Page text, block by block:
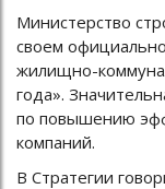
Министерство
своем
жилищно-
года».
по повышению
компаний.
В Стратегии